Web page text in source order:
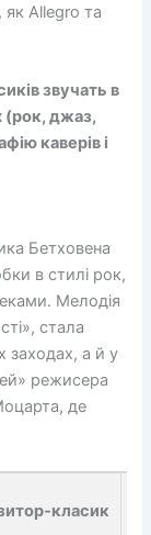
як Allegro та
звучать в
(рок, джаз,
каверів і
Бетховена
в стилі рок,
Мелодія
стала
заходах, а й у
режисера
де